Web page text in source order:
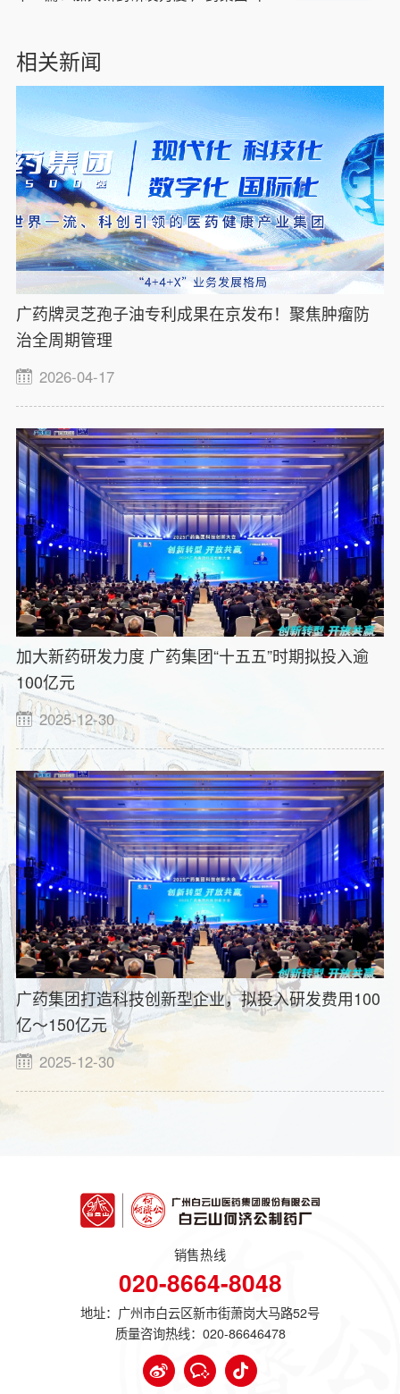
相关新闻
广药牌灵芝孢子油专利成果在京发布！聚焦肿瘤防
治全周期管理
2026-04-17
加大新药研发力度 广药集团“十五五”时期拟投入逾
100亿元
2025-12-30
广药集团打造科技创新型企业，拟投入研发费用100
亿～150亿元
2025-12-30
销售热线
020-8664-8048
地址：广州市白云区新市街萧岗大马路52号
质量咨询热线： 020-86646478